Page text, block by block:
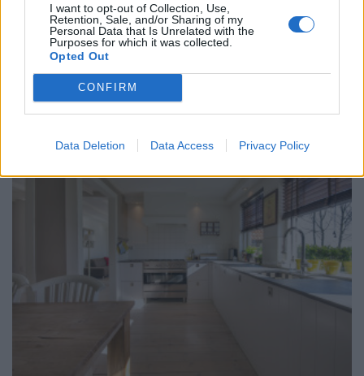
I want to opt-out of Collection, Use,
Retention, Sale, and/or Sharing of my
Personal Data that Is Unrelated with the
Purposes for which it was collected.
Opted Out
CONFIRM
Data Deletion Data Access Privacy Policy
ΧΡΗΣΤΙΚΑ
To πιο έξυπνο «όπλο» κατά της ζέστης που
βρίσκεται σε κάθε σπίτι